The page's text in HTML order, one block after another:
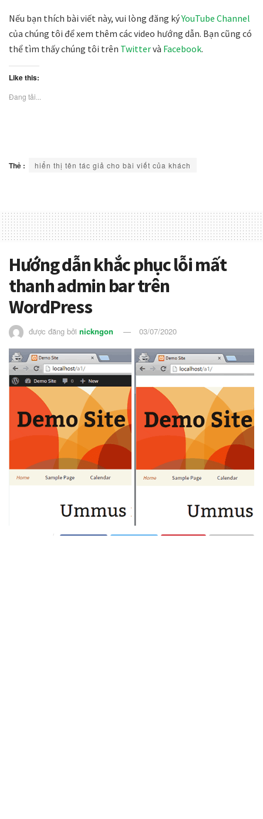
Nếu bạn thích bài viết này, vui lòng đăng kýYouTube Channel
của chúng tôi để xem thêm các video hướng dẫn. Bạn cũng có
thể tìm thấy chúng tôi trên Twittervà Facebook.
Like this:
Đang tải...
Thẻ : hiển thị tên tác giả cho bài viết của khách
Hướng dẫn khắc phục lỗi mất
thanh admin bar trên
WordPress
được đăng bởi nickngon 03/07/2020